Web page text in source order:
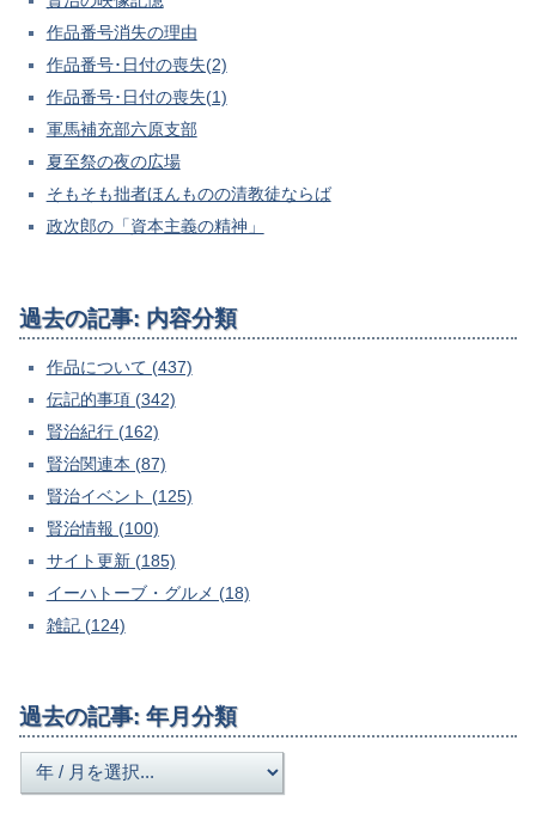
作品番号消失の理由
作品番号･日付の喪失(2)
作品番号･日付の喪失(1)
軍馬補充部六原支部
夏至祭の夜の広場
そもそも拙者ほんものの清教徒ならば
政次郎の「資本主義の精神」
過去の記事: 内容分類
作品について (437)
伝記的事項 (342)
賢治紀行 (162)
賢治関連本 (87)
賢治イベント (125)
賢治情報 (100)
サイト更新 (185)
イーハトーブ・グルメ (18)
雑記 (124)
過去の記事: 年月分類